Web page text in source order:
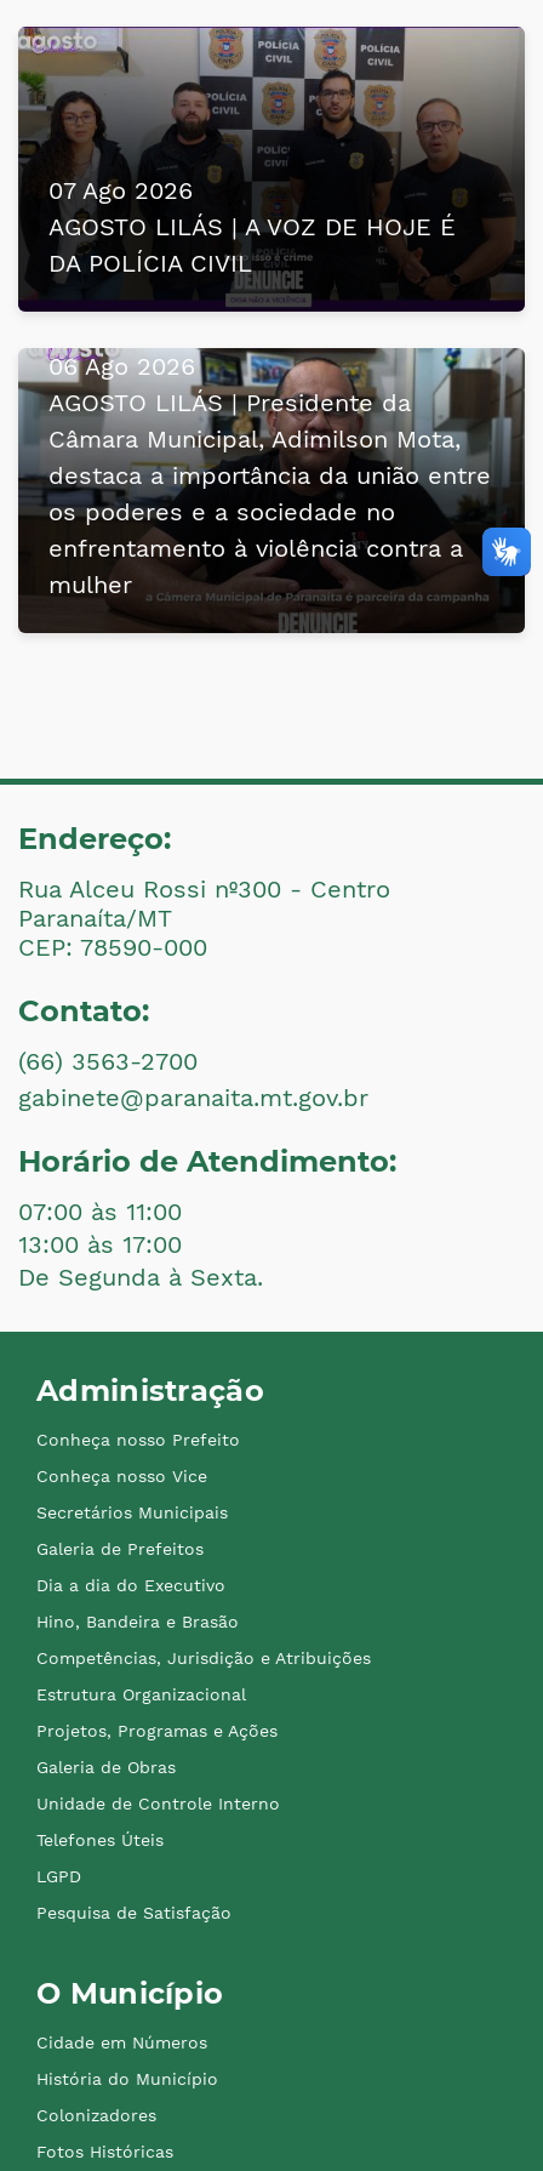
07 Ago 2026
AGOSTO LILÁS | A VOZ DE HOJE É
DA POLÍCIA CIVIL
06 Ago 2026
AGOSTO LILÁS | Presidente da
Câmara Municipal, Adimilson Mota,
destaca a importância da união entre
os poderes e a sociedade no
enfrentamento à violência contra a
mulher
Endereço:
Rua Alceu Rossi nº300 - Centro
Paranaíta/MT
CEP: 78590-000
Contato:
(66) 3563-2700
gabinete@paranaita.mt.gov.br
Horário de Atendimento:
07:00 às 11:00
13:00 às 17:00
De Segunda à Sexta.
Administração
Conheça nosso Prefeito
Conheça nosso Vice
Secretários Municipais
Galeria de Prefeitos
Dia a dia do Executivo
Hino, Bandeira e Brasão
Competências, Jurisdição e Atribuições
Estrutura Organizacional
Projetos, Programas e Ações
Galeria de Obras
Unidade de Controle Interno
Telefones Úteis
LGPD
Pesquisa de Satisfação
O Município
Cidade em Números
História do Município
Colonizadores
Fotos Históricas